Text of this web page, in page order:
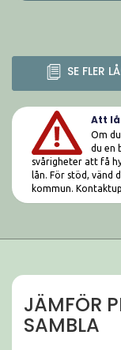
SE FLER
Att
Om
du en
svårigheter att få
lån. För stöd, vänd
kommun.
JÄMFÖR
SAMBLA